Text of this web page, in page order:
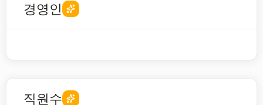
경영인
직원수